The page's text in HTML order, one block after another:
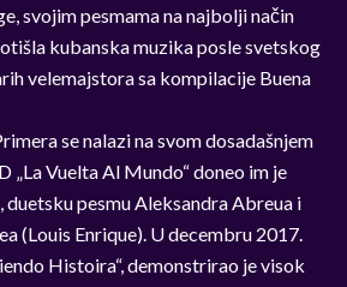
svojim pesmama na najbolji način
kubanska muzika posle svetskog
velemajstora sa kompilacije Buena
se nalazi na svom dosadašnjem
„La Vuelta Al Mundo“doneo im je
duetsku pesmu Aleksandra Abreua i
(Louis Enrique). U decembru 2017.
Histoira“, demonstrirao je visok